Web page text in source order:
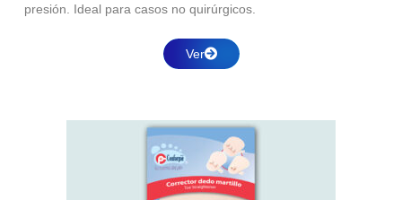
presión. Ideal para casos no quirúrgicos.
Ver